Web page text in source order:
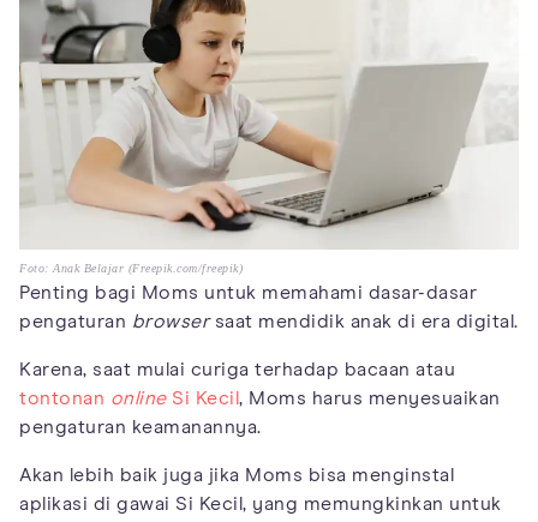
Foto: Anak Belajar (Freepik.com/freepik)
Penting bagi Moms untuk memahami dasar-dasar
pengaturan browsersaat mendidik anak di era digital.
Karena, saat mulai curiga terhadap bacaan atau
tontonan onlineSi Kecil , Moms harus menyesuaikan
pengaturan keamanannya.
Akan lebih baik juga jika Moms bisa menginstal
aplikasi di gawai Si Kecil, yang memungkinkan untuk